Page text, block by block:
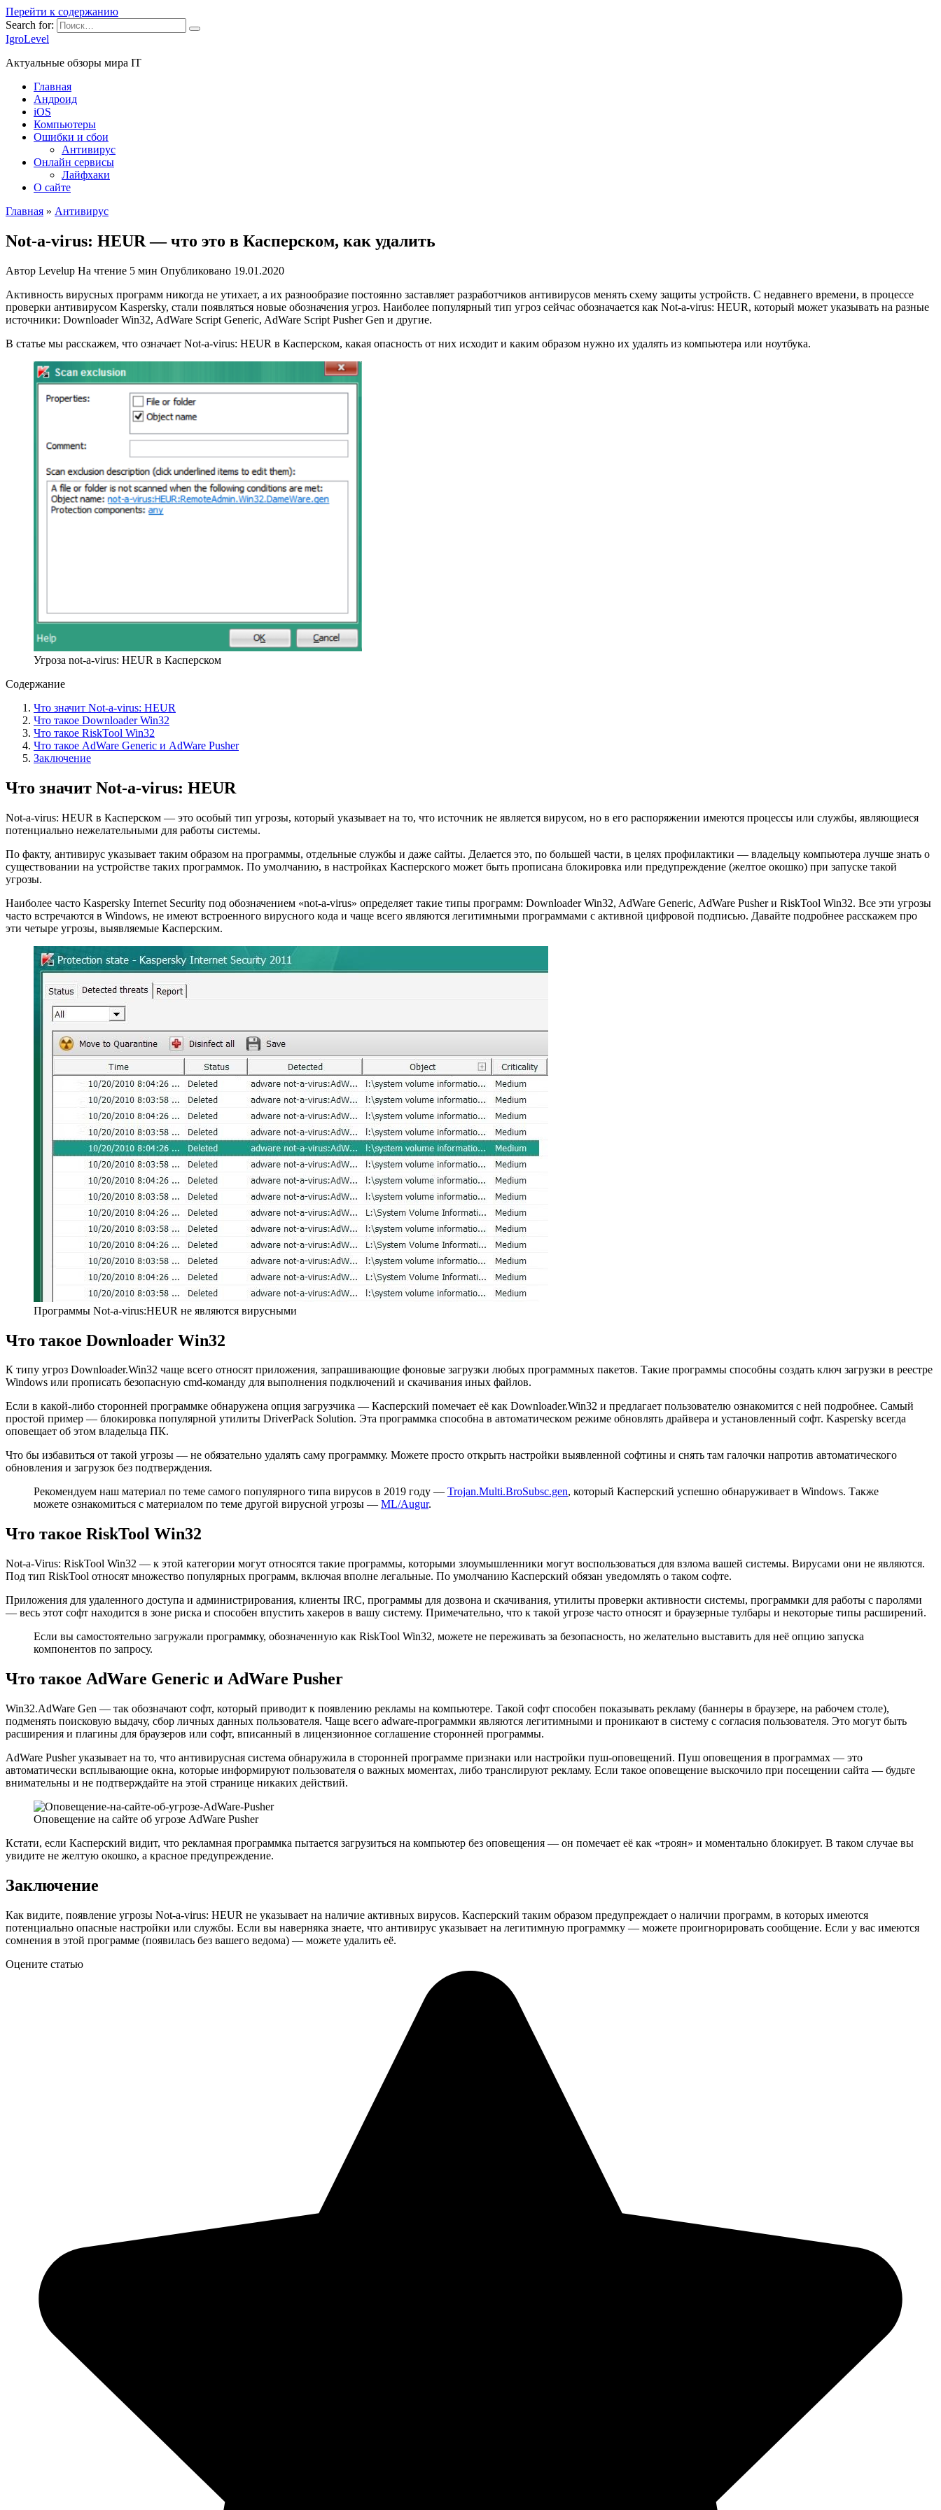
Перейти к содержанию
Search for:
IgroLevel
Актуальные обзоры мира IT
Главная
Андроид
iOS
Компьютеры
Ошибки и сбои
Антивирус
Онлайн сервисы
Лайфхаки
О сайте
Главная » Антивирус
Not-a-virus: HEUR — что это в Касперском, как удалить
Автор Levelup На чтение 5 мин Опубликовано 19.01.2020
Активность вирусных программ никогда не утихает, а их разнообразие постоянно заставляет разработчиков антивирусов менять схему защиты устройств. С недавнего времени, в процессе
проверки антивирусом Kaspersky, стали появляться новые обозначения угроз. Наиболее популярный тип угроз сейчас обозначается как Not-a-virus: HEUR, который может указывать на разные
источники: Downloader Win32, AdWare Script Generic, AdWare Script Pusher Gen и другие.
В статье мы расскажем, что означает Not-a-virus: HEUR в Касперском, какая опасность от них исходит и каким образом нужно их удалять из компьютера или ноутбука.
Угроза not-a-virus: HEUR в Касперском
Содержание
Что значит Not-a-virus: HEUR
Что такое Downloader Win32
Что такое RiskTool Win32
Что такое AdWare Generic и AdWare Pusher
Заключение
Что значит Not-a-virus: HEUR
Not-a-virus: HEUR в Касперском — это особый тип угрозы, который указывает на то, что источник не является вирусом, но в его распоряжении имеются процессы или службы, являющиеся
потенциально нежелательными для работы системы.
По факту, антивирус указывает таким образом на программы, отдельные службы и даже сайты. Делается это, по большей части, в целях профилактики — владельцу компьютера лучше знать о
существовании на устройстве таких программок. По умолчанию, в настройках Касперского может быть прописана блокировка или предупреждение (желтое окошко) при запуске такой
угрозы.
Наиболее часто Kaspersky Internet Security под обозначением «not-a-virus» определяет такие типы программ: Downloader Win32, AdWare Generic, AdWare Pusher и RiskTool Win32. Все эти угрозы
часто встречаются в Windows, не имеют встроенного вирусного кода и чаще всего являются легитимными программами с активной цифровой подписью. Давайте подробнее расскажем про
эти четыре угрозы, выявляемые Касперским.
Программы Not-a-virus:HEUR не являются вирусными
Что такое Downloader Win32
К типу угроз Downloader.Win32 чаще всего относят приложения, запрашивающие фоновые загрузки любых программных пакетов. Такие программы способны создать ключ загрузки в реестре
Windows или прописать безопасную cmd-команду для выполнения подключений и скачивания иных файлов.
Если в какой-либо сторонней программке обнаружена опция загрузчика — Касперский помечает её как Downloader.Win32 и предлагает пользователю ознакомится с ней подробнее. Самый
простой пример — блокировка популярной утилиты DriverPack Solution. Эта программка способна в автоматическом режиме обновлять драйвера и установленный софт. Kaspersky всегда
оповещает об этом владельца ПК.
Что бы избавиться от такой угрозы — не обязательно удалять саму программку. Можете просто открыть настройки выявленной софтины и снять там галочки напротив автоматического
обновления и загрузок без подтверждения.
Рекомендуем наш материал по теме самого популярного типа вирусов в 2019 году — Trojan.Multi.BroSubsc.gen, который Касперский успешно обнаруживает в Windows. Также
можете ознакомиться с материалом по теме другой вирусной угрозы — ML/Augur.
Что такое RiskTool Win32
Not-a-Virus: RiskTool Win32 — к этой категории могут относятся такие программы, которыми злоумышленники могут воспользоваться для взлома вашей системы. Вирусами они не являются.
Под тип RiskTool относят множество популярных программ, включая вполне легальные. По умолчанию Касперский обязан уведомлять о таком софте.
Приложения для удаленного доступа и администрирования, клиенты IRC, программы для дозвона и скачивания, утилиты проверки активности системы, программки для работы с паролями
— весь этот софт находится в зоне риска и способен впустить хакеров в вашу систему. Примечательно, что к такой угрозе часто относят и браузерные тулбары и некоторые типы расширений.
Если вы самостоятельно загружали программку, обозначенную как RiskTool Win32, можете не переживать за безопасность, но желательно выставить для неё опцию запуска
компонентов по запросу.
Что такое AdWare Generic и AdWare Pusher
Win32.AdWare Gen — так обозначают софт, который приводит к появлению рекламы на компьютере. Такой софт способен показывать рекламу (баннеры в браузере, на рабочем столе),
подменять поисковую выдачу, сбор личных данных пользователя. Чаще всего adware-программки являются легитимными и проникают в систему с согласия пользователя. Это могут быть
расширения и плагины для браузеров или софт, вписанный в лицензионное соглашение сторонней программы.
AdWare Pusher указывает на то, что антивирусная система обнаружила в сторонней программе признаки или настройки пуш-оповещений. Пуш оповещения в программах — это
автоматически всплывающие окна, которые информируют пользователя о важных моментах, либо транслируют рекламу. Если такое оповещение выскочило при посещении сайта — будьте
внимательны и не подтверждайте на этой странице никаких действий.
Оповещение на сайте об угрозе AdWare Pusher
Кстати, если Касперский видит, что рекламная программка пытается загрузиться на компьютер без оповещения — он помечает её как «троян» и моментально блокирует. В таком случае вы
увидите не желтую окошко, а красное предупреждение.
Заключение
Как видите, появление угрозы Not-a-virus: HEUR не указывает на наличие активных вирусов. Касперский таким образом предупреждает о наличии программ, в которых имеются
потенциально опасные настройки или службы. Если вы наверняка знаете, что антивирус указывает на легитимную программку — можете проигнорировать сообщение. Если у вас имеются
сомнения в этой программе (появилась без вашего ведома) — можете удалить её.
Оцените статью